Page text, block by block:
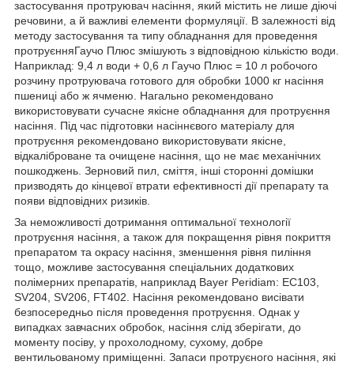
застосування протруювач насіння, який містить не лише діючі
речовини, а й важливі елементи формуляції. В залежності від
методу застосування та типу обладнання для проведення
протруєнняГаучо Плюс змішують з відповідною кількістю води.
Наприклад: 9,4 л води + 0,6 л Гаучо Плюс = 10 л робочого
розчину протруювача готового для обробки 1000 кг насіння
пшениці або ж ячменю. Нагально рекомендовано
використовувати сучасне якісне обладнання для протруєння
насіння. Під час підготовки насіннєвого матеріалу для
протруєння рекомендовано використовувати якісне,
відкаліброване та очищене насіння, що не має механічних
пошкоджень. Зерновий пил, сміття, інші сторонні домішки
призводять до кінцевої втрати ефективності дії препарату та
появи відповідних ризиків.
За неможливості дотримання оптимальної технології
протруєння насіння, а також для покращення рівня покриття
препаратом та окрасу насіння, зменшення рівня пиління
тощо, можливе застосування спеціальних додаткових
полімерних препаратів, наприклад Bayer Peridiam: EC103,
SV204, SV206, FT402. Насіння рекомендовано висівати
безпосередньо після проведення протруєння. Однак у
випадках завчасних обробок, насіння слід зберігати, до
моменту посіву, у прохолодному, сухому, добре
вентильованому приміщенні. Запаси протруєного насіння, які